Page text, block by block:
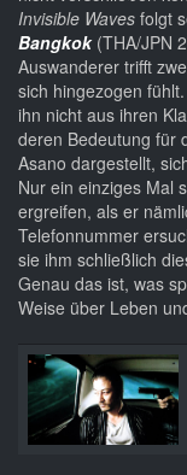
Invisible Waves folgt
Bangkok(THA/JPN
Auswanderer trifft
sich hingezogen
ihn nicht aus ihren
deren Bedeutung für
Asano dargestellt,
Nur ein einziges Mal
ergreifen, als er
Telefonnummer
sie ihm schließlich
Genau das ist, was
Weise über Leben